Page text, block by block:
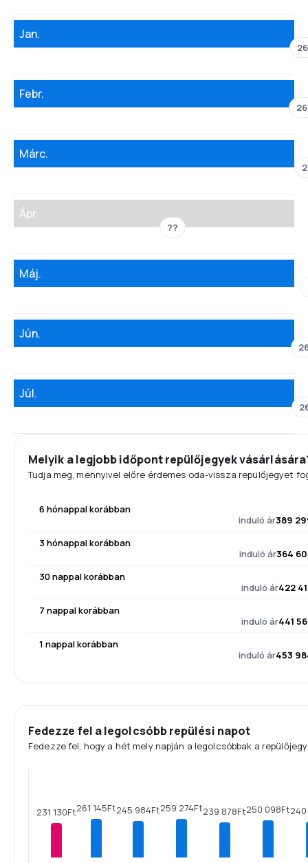
Jan.
Febr.
Márc.
Ápr.
??
Máj.
Jún.
Júl.
Melyik a legjobb időpont repülőjegyek
Tudja meg, mennyivel előre érdemes oda-vissza repülőjegyet
6 hónappal korábban
induló ár389
3 hónappal korábban
induló ár364
30 nappal korábban
induló ár422
7 nappal korábban
induló ár441
1 nappal korábban
induló ár453
Fedezze fel a legolcsóbb repülési napot
Fedezze fel, hogy a hét mely napján a legolcsóbbak a
231 130Ft261 145Ft245 984Ft259 274Ft239 878Ft250 098Ft